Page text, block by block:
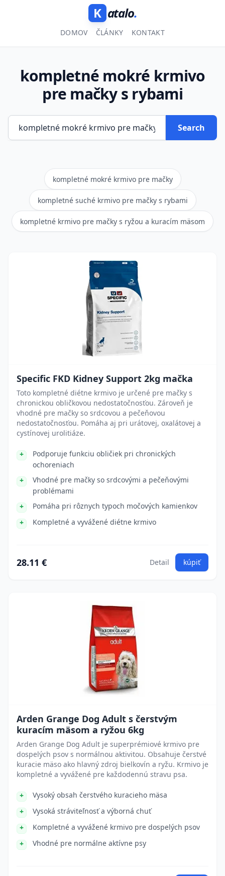
K atalo.
DOMOV ČLÁNKY KONTAKT
kompletné mokré krmivo
pre mačky s rybami
Search
kompletné mokré krmivo pre mačky
kompletné suché krmivo pre mačky s rybami
kompletné krmivo pre mačky s ryžou a kuracím mäsom
Specific FKD Kidney Support 2kg mačka
Toto kompletné diétne krmivo je určené pre mačky s
chronickou obličkovou nedostatočnosťou. Zároveň je
vhodné pre mačky so srdcovou a pečeňovou
nedostatočnosťou. Pomáha aj pri urátovej, oxalátovej a
cystínovej urolitiáze.
Podporuje funkciu obličiek pri chronických
ochoreniach
Vhodné pre mačky so srdcovými a pečeňovými
problémami
Pomáha pri rôznych typoch močových kamienkov
Kompletné a vyvážené diétne krmivo
28.11 € Detail kúpiť
Arden Grange Dog Adult s čerstvým
kuracím mäsom a ryžou 6kg
Arden Grange Dog Adult je superprémiové krmivo pre
dospelých psov s normálnou aktivitou. Obsahuje čerstvé
kuracie mäso ako hlavný zdroj bielkovín a ryžu. Krmivo je
kompletné a vyvážené pre každodennú stravu psa.
Vysoký obsah čerstvého kuracieho mäsa
Vysoká stráviteľnosť a výborná chuť
Kompletné a vyvážené krmivo pre dospelých psov
Vhodné pre normálne aktívne psy